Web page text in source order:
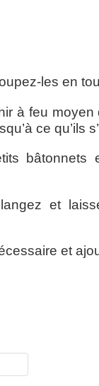
les en
à feu moyen
ce qu’ils
bâtonnets
et
et